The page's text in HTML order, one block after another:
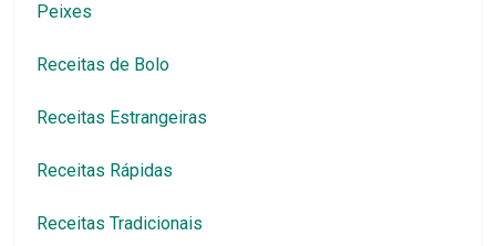
Peixes
Receitas de Bolo
Receitas Estrangeiras
Receitas Rápidas
Receitas Tradicionais